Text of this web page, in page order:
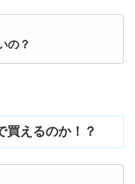
の？
買えるのか！？